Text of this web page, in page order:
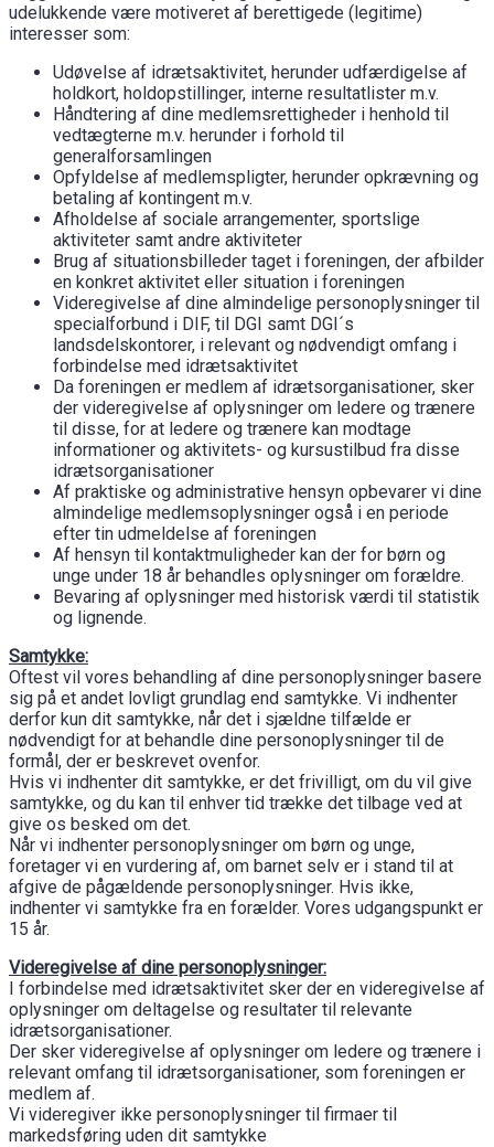
udelukkende være motiveret af berettigede (legitime)
interesser som:
Udøvelse af idrætsaktivitet, herunder udfærdigelse af
holdkort, holdopstillinger, interne resultatlister m.v.
Håndtering af dine medlemsrettigheder i henhold til
vedtægterne m.v. herunder i forhold til
generalforsamlingen
Opfyldelse af medlemspligter, herunder opkrævning og
betaling af kontingent m.v.
Afholdelse af sociale arrangementer, sportslige
aktiviteter samt andre aktiviteter
Brug af situationsbilleder taget i foreningen, der afbilder
en konkret aktivitet eller situation i foreningen
Videregivelse af dine almindelige personoplysninger til
specialforbund i DIF, til DGI samt DGI´s
landsdelskontorer, i relevant og nødvendigt omfang i
forbindelse med idrætsaktivitet
Da foreningen er medlem af idrætsorganisationer, sker
der videregivelse af oplysninger om ledere og trænere
til disse, for at ledere og trænere kan modtage
informationer og aktivitets- og kursustilbud fra disse
idrætsorganisationer
Af praktiske og administrative hensyn opbevarer vi dine
almindelige medlemsoplysninger også i en periode
efter tin udmeldelse af foreningen
Af hensyn til kontaktmuligheder kan der for børn og
unge under 18 år behandles oplysninger om forældre.
Bevaring af oplysninger med historisk værdi til statistik
og lignende.
Samtykke:
Oftest vil vores behandling af dine personoplysninger basere
sig på et andet lovligt grundlag end samtykke. Vi indhenter
derfor kun dit samtykke, når det i sjældne tilfælde er
nødvendigt for at behandle dine personoplysninger til de
formål, der er beskrevet ovenfor.
Hvis vi indhenter dit samtykke, er det frivilligt, om du vil give
samtykke, og du kan til enhver tid trække det tilbage ved at
give os besked om det.
Når vi indhenter personoplysninger om børn og unge,
foretager vi en vurdering af, om barnet selv er i stand til at
afgive de pågældende personoplysninger. Hvis ikke,
indhenter vi samtykke fra en forælder. Vores udgangspunkt er
15 år.
Videregivelse af dine personoplysninger:
I forbindelse med idrætsaktivitet sker der en videregivelse af
oplysninger om deltagelse og resultater til relevante
idrætsorganisationer.
Der sker videregivelse af oplysninger om ledere og trænere i
relevant omfang til idrætsorganisationer, som foreningen er
medlem af.
Vi videregiver ikke personoplysninger til firmaer til
markedsføring uden dit samtykke